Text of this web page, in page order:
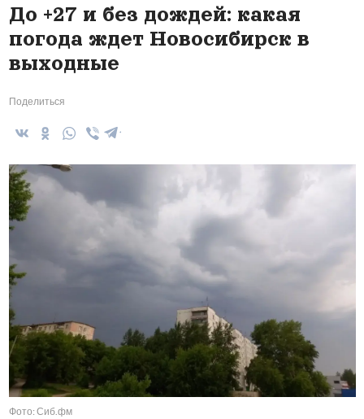
До +27 и без дождей: какая
погода ждет Новосибирск в
выходные
Поделиться
Фото: Сиб.фм